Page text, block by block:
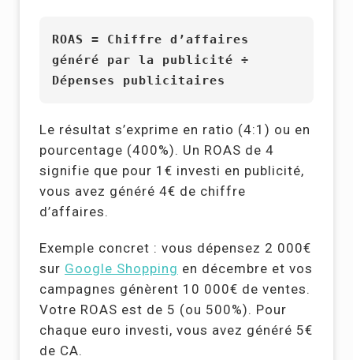
ROAS = Chiffre d’affaires
généré par la publicité ÷
Dépenses publicitaires
Le résultat s’exprime en ratio (4:1) ou en
pourcentage (400%). Un ROAS de 4
signifie que pour 1€ investi en publicité,
vous avez généré 4€ de chiffre
d’affaires.
Exemple concret : vous dépensez 2 000€
sur Google Shopping en décembre et vos
campagnes génèrent 10 000€ de ventes.
Votre ROAS est de 5 (ou 500%). Pour
chaque euro investi, vous avez généré 5€
de CA.